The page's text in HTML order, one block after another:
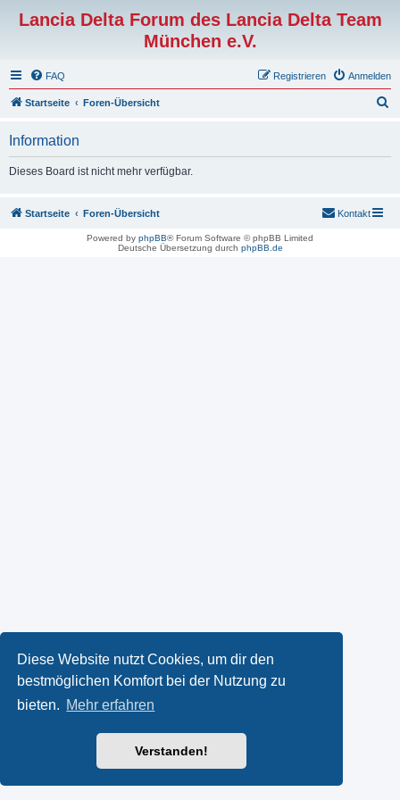
Diese Website nutzt Cookies, um dir den
bestmöglichen Komfort bei der Nutzung zu
bieten. Mehr erfahren
Verstanden!
Lancia Delta Forum des Lancia Delta Team
München e.V.
FAQ Anmelden
Registrieren
Startseite Foren-Übersicht
Information
Dieses Board ist nicht mehr verfügbar.
Startseite Foren-Übersicht Kontakt
Powered by phpBB® Forum Software © phpBB Limited
Deutsche Übersetzung durch phpBB.de